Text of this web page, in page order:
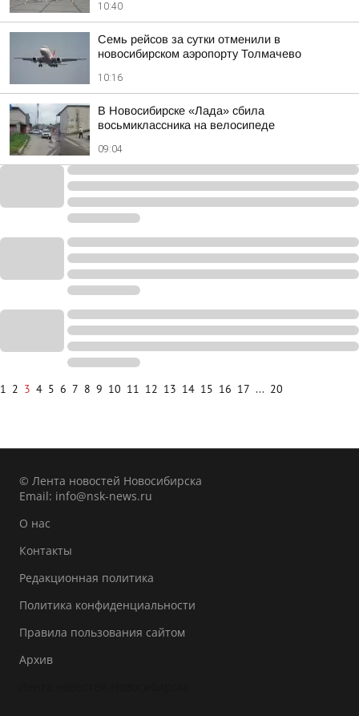
10:40
Семь рейсов за сутки отменили в
новосибирском аэропорту Толмачево
10:16
В Новосибирске «Лада» сбила
восьмиклассника на велосипеде
09:04
1 2 3 4 5 6 7 8 9 10 11 12 13 14 15 16 17 ... 20
© Лента новостей Новосибирска
Email: info@nsk-news.ru
О нас
Контакты
Редакционная политика
Политика конфиденциальности
Правила пользования сайтом
Архив